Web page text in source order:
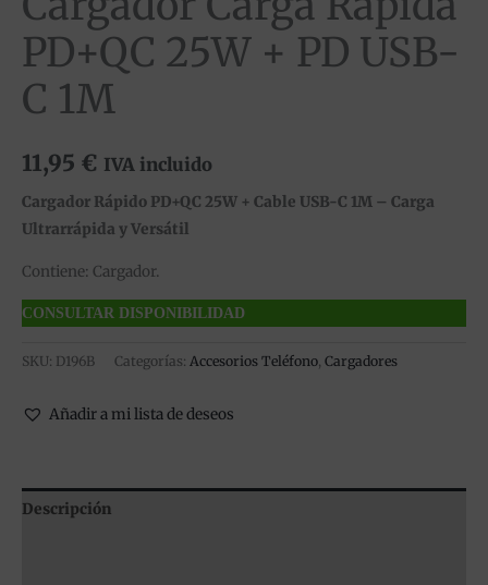
PD+QC 25W + PD USB-
C 1M
11,95 € IVA incluido
Cargador Rápido PD+QC 25W + Cable USB-C 1M – Carga
Ultrarrápida y Versátil
Contiene: Cargador.
CONSULTAR DISPONIBILIDAD
SKU: D196B Categorías: Accesorios Teléfono, Cargadores
Añadir a mi lista de deseos
Descripción